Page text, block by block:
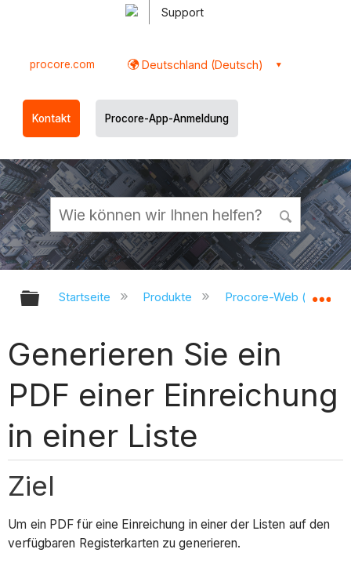
Support
procore.com Deutschland (Deutsch)
Kontakt Procore-App-Anmeldung
Globale Hierarchie auf- und
Startseite Produkte Procore-Web
Generieren Sie ein
PDF einer Einreichung
in einer Liste
Ziel
Um ein PDF für eine Einreichung in einer der Listen auf den
verfügbaren Registerkarten zu generieren.